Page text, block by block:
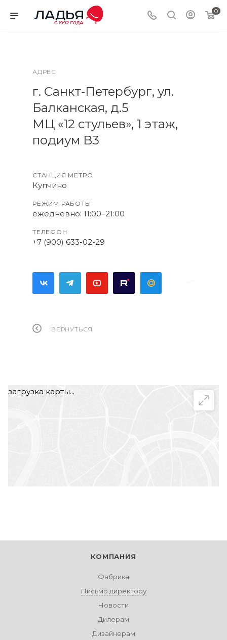
0
АДРЕС
г. Санкт-Петербург, ул.
Балканская, д.5
МЦ «12 стульев», 1 этаж,
подиум B3
СТАНЦИЯ МЕТРО
Купчино
РЕЖИМ РАБОТЫ
ежедневно: 11:00–21:00
ТЕЛЕФОН
+7 (900) 633-02-29
ВЕРНУТЬСЯ
загрузка карты...
КОМПАНИЯ
Фабрика
Письмо директору
Новости
Дилерам
Дизайнерам